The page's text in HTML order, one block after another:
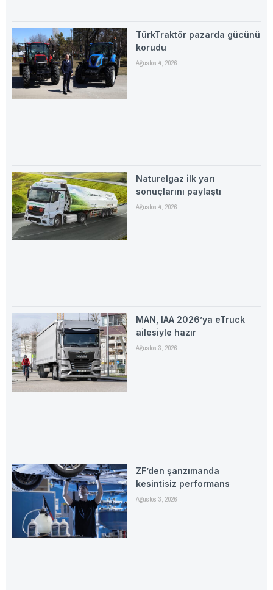
TürkTraktör pazarda gücünü
korudu
Ağustos 4, 2026
Naturelgaz ilk yarı
sonuçlarını paylaştı
Ağustos 4, 2026
MAN, IAA 2026’ya eTruck
ailesiyle hazır
Ağustos 3, 2026
ZF’den şanzımanda
kesintisiz performans
Ağustos 3, 2026